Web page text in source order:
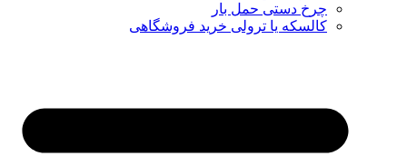
چرخ دستی حمل بار
کالسکه یا ترولی خرید فروشگاهی